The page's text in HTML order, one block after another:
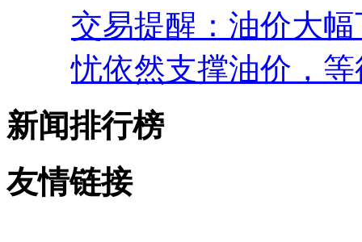
交易提醒：油价大
忧依然支撑油价，
新闻排行榜
友情链接